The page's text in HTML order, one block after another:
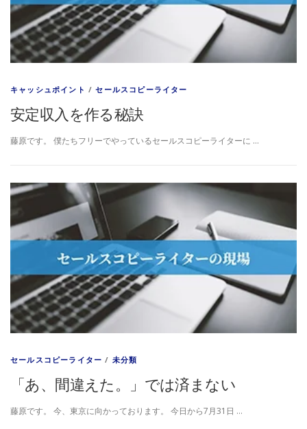
キャッシュポイント /セールスコピーライター
安定収入を作る秘訣
藤原です。 僕たちフリーでやっているセールスコピーライターに …
セールスコピーライター / 未分類
「あ、間違えた。」では済まない
藤原です。 今、東京に向かっております。 今日から7月31日 …